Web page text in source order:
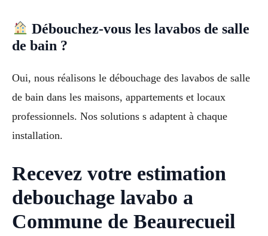
Débouchez-vous les lavabos de salle
de bain ?
Oui, nous réalisons le débouchage des lavabos de salle
de bain dans les maisons, appartements et locaux
professionnels. Nos solutions s adaptent à chaque
installation.
Recevez votre estimation
debouchage lavabo a
Commune de Beaurecueil